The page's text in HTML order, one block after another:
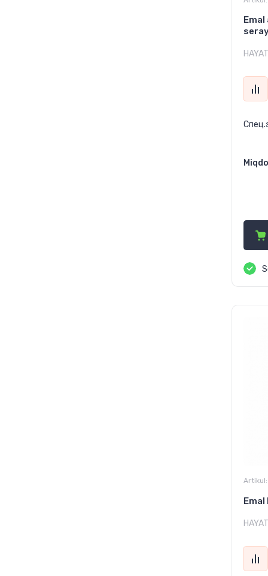
HAYAT
Artikul:
Emal
HAYAT